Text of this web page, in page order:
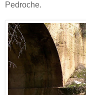
Pedroche.